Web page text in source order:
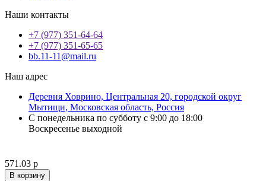
Наши контакты
+7 (977) 351-64-64
+7 (977) 351-65-65
bb.11-11@mail.ru
Наш адрес
Деревня Ховрино, Центральная 20, городской округ
Мытищи, Московская область, Россия
С понедельника по субботу с 9:00 до 18:00
Воскресенье выходной
571.03 р
В корзину